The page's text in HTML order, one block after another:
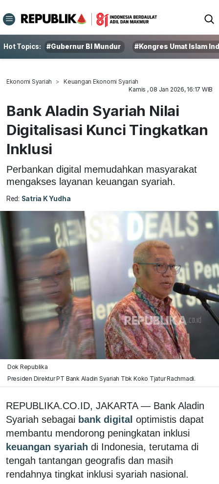
Hot Topics: #Gubernur BI Mundur #Kongres Umat Islam
Ekonomi Syariah
Keuangan Ekonomi Syariah
Kamis , 08 Jan 2026, 16:17 WIB
Bank Aladin Syariah Nilai
Digitalisasi Kunci Tingkatkan
Inklusi
Perbankan digital memudahkan masyarakat
mengakses layanan keuangan syariah.
Red: Satria K Yudha
Dok Republika
Presiden Direktur PT Bank Aladin Syariah Tbk Koko Tjatur Rachmadi.
REPUBLIKA.CO.ID, JAKARTA— Bank Aladin
Syariah sebagai bank digital optimistis dapat
membantu mendorong peningkatan inklusi
keuangan syariah di Indonesia, terutama di
tengah tantangan geografis dan masih
rendahnya tingkat inklusi syariah nasional.